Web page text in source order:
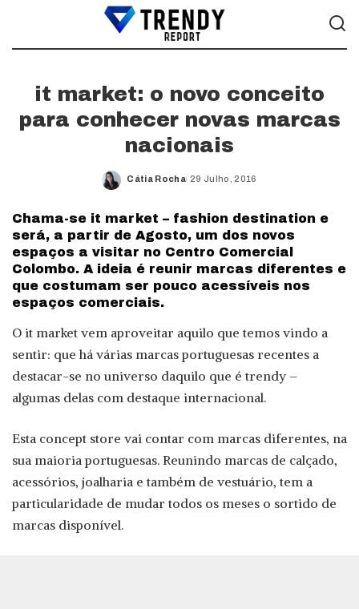
it market: o novo conceito
para conhecer novas marcas
nacionais
Posted
Cátia Rocha 29 Julho, 2016
Chama-se it market – fashion destination e
será, a partir de Agosto, um dos novos
espaços a visitar no Centro Comercial
Colombo. A ideia é reunir marcas diferentes e
que costumam ser pouco acessíveis nos
espaços comerciais.
O it market vem aproveitar aquilo que temos vindo a
sentir: que há várias marcas portuguesas recentes a
destacar-se no universo daquilo que é trendy –
algumas delas com destaque internacional.
Esta concept store vai contar com marcas diferentes, na
sua maioria portuguesas. Reunindo marcas de calçado,
acessórios, joalharia e também de vestuário, tem a
particularidade de mudar todos os meses o sortido de
marcas disponível.